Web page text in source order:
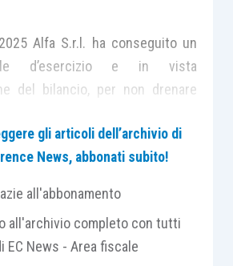
Alfa S.r.l. ha conseguito un
d’esercizio e in vista
del bilancio, per non drenare
accantonare tutto l’utile
avere in relazione al
del dividendo in capo ai
gli articoli dell’archivio di
News, abbonati subito!
all'abbonamento
all'archivio completo con tutti
EC News - Area fiscale